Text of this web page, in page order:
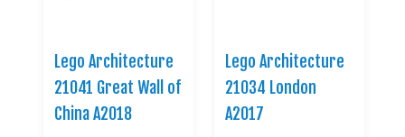
Lego Architecture
21041 Great Wall of
China A2018
Lego Architecture
21034 London
A2017